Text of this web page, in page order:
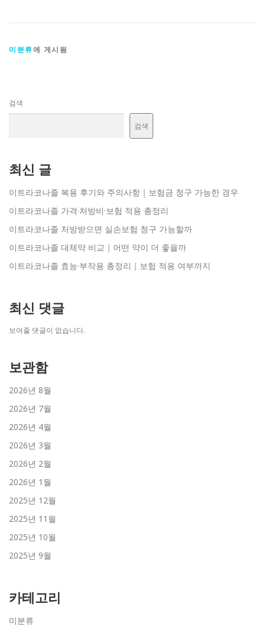
미분류에 게시됨
검색
검색
최신 글
이트라코나졸 복용 후기와 주의사항｜보험금 청구 가능한 경우
이트라코나졸 가격·처방비·보험 적용 총정리
이트라코나졸 처방받으면 실손보험 청구 가능할까
이트라코나졸 대체약 비교｜어떤 약이 더 좋을까
이트라코나졸 효능·부작용 총정리｜보험 적용 여부까지
최신 댓글
보여줄 댓글이 없습니다.
보관함
2026년 8월
2026년 7월
2026년 4월
2026년 3월
2026년 2월
2026년 1월
2025년 12월
2025년 11월
2025년 10월
2025년 9월
카테고리
미분류